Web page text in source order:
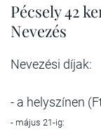
Pécsely 42
Nevezés
Nevezési díjak:
- a
- május 21-